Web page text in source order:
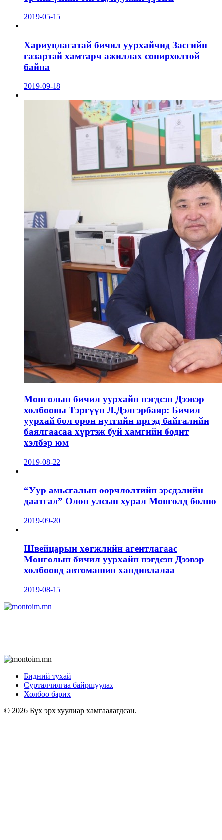
2019-05-15
Хариуцлагатай бичил уурхайчид Засгийн
газартай хамтарч ажиллах сонирхолтой
байна
2019-09-18
Монголын бичил уурхайн нэгдсэн Дээвэр
холбооны Тэргүүн Л.Дэлгэрбаяр: Бичил
уурхай бол орон нутгийн иргэд байгалийн
баялгаасаа хүртэж буй хамгийн бодит
хэлбэр юм
2019-08-22
“Уур амьсгалын өөрчлөлтийн эрсдэлийн
даатгал” Олон улсын хурал Монголд болно
2019-09-20
Швейцарын хөгжлийн агентлагаас
Монголын бичил уурхайн нэгдсэн Дээвэр
холбоонд автомашин хандивлалаа
2019-08-15
Бидний тухай
Сурталчилгаа байршуулах
Холбоо барих
© 2026 Бүх эрх хуулиар хамгаалагдсан.